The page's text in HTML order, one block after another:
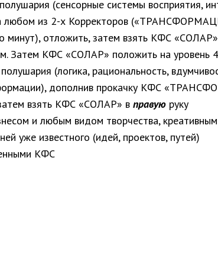
(сенсорные системы восприятия,
любом из 2-х Корректоров
минут), отложить, затем взять КФС
Затем КФС «СОЛАР» положить на уровень
(логика, рациональность,
дополнив прокачку КФС
взять КФС «СОЛАР» в правуюруку
и любым видом творчества,
уже известного (идей, проектов, путей)
КФС